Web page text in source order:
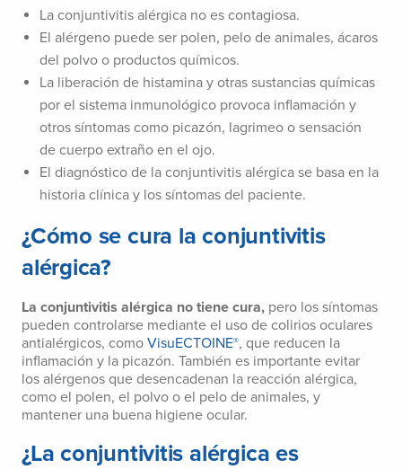
La conjuntivitis alérgica no es contagiosa.
El alérgeno puede ser polen, pelo de animales, ácaros
del polvo o productos químicos.
La liberación de histamina y otras sustancias químicas
por el sistema inmunológico provoca inflamación y
otros síntomas como picazón, lagrimeo o sensación
de cuerpo extraño en el ojo.
El diagnóstico de la conjuntivitis alérgica se basa en la
historia clínica y los síntomas del paciente.
¿Cómo se cura la conjuntivitis
alérgica?
La conjuntivitis alérgica no tiene cura, pero los síntomas
pueden controlarse mediante el uso de colirios oculares
antialérgicos, como VisuECTOINE®, que reducen la
inflamación y la picazón. También es importante evitar
los alérgenos que desencadenan la reacción alérgica,
como el polen, el polvo o el pelo de animales, y
mantener una buena higiene ocular.
¿La conjuntivitis alérgica es